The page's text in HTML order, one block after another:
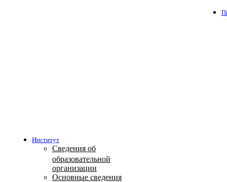
Институт
Сведения об
образовательной
организации
Основные сведения